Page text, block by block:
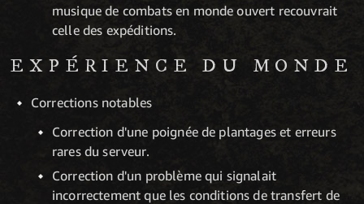
musique de combats en monde ouvert recouvrait
celle des expéditions.
EXPÉRIENCE DU MONDE
Corrections notables
Correction d'une poignée de plantages et erreurs
rares du serveur.
Correction d'un problème qui signalait
incorrectement que les conditions de transfert de